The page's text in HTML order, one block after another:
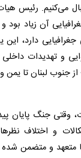
تفاهم‌نامه دنبال می‌کنیم.
آن زیاد
جغرافیایی دارد،
و تهدیدات
جنوب لبنان تا یمن
وقتی جنگ پایان
و اختلاف
متعهد و متضمن